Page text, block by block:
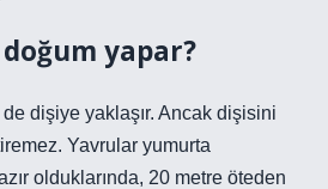
yapar?
dişiye yaklaşır. Ancak dişisini
Yavrular yumurta
olduklarında, 20 metre öteden